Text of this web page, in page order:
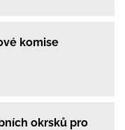
komise
okrsků pro